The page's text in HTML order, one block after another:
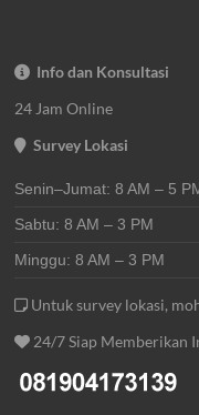
Info dan Konsultasi
24 Jam Online
Survey Lokasi
Senin–Jumat: 8 AM – 5
Sabtu: 8 AM – 3 PM
Minggu: 8 AM – 3 PM
Untuk survey lokasi,
24/7 Siap Memberikan